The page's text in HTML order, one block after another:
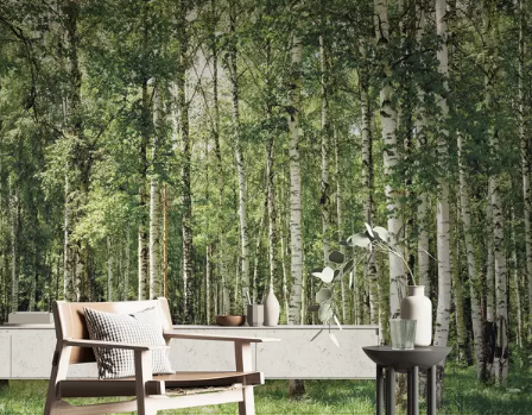
Materiais disponíveis
Standard
45.0027.00€/m²
Premium
56.6734.00€/m²
Vinil Premium
65.0039.00€/m²